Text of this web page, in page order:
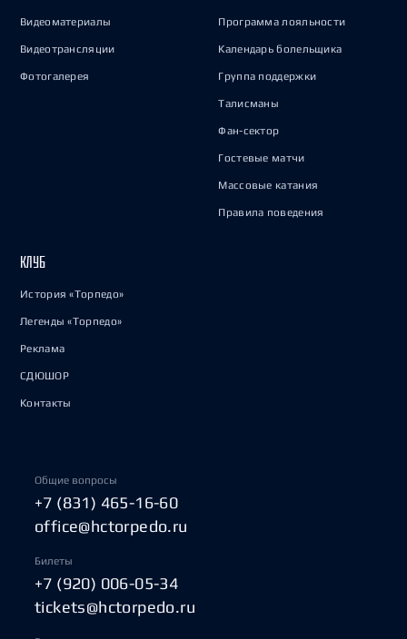
Видеоматериалы
Видеотрансляции
Фотогалерея
Программа лояльности
Календарь болельщика
Группа поддержки
Талисманы
Фан-сектор
Гостевые матчи
Массовые катания
Правила поведения
КЛУБ
История «Торпедо»
Легенды «Торпедо»
Реклама
СДЮШОР
Контакты
Общие вопросы
+7 (831) 465-16-60
office@hctorpedo.ru
Билеты
+7 (920) 006-05-34
tickets@hctorpedo.ru